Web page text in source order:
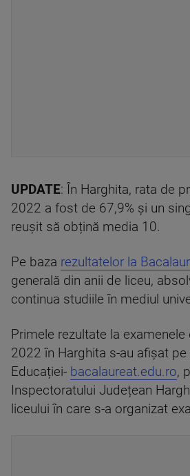
UPDATE: În Harghita, rata de
2022 a fost de 67,9% și un
reușit să obțină media 10.
Pe baza rezultatelor la
generală din anii de liceu,
continua studiile în mediul
Primele rezultate la
2022 în Harghita s-au afișat
Educației- bacalaureat.edu.ro,
Inspectoratului Județean
liceului în care s-a organizat